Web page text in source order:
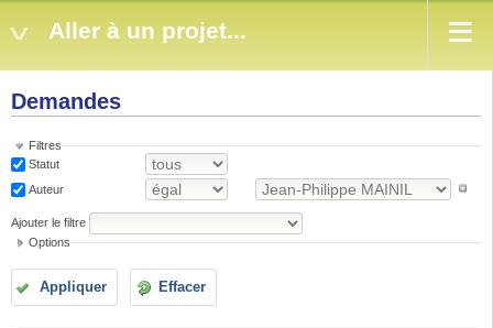
Aller à un projet...
Demandes
Filtres
Statut
Auteur
Ajouter le filtre
Options
Appliquer Effacer